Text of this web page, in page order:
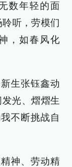
数年轻的面
听，劳模们
，如春风化
生张钰鑫动
光、熠熠生
不断挑战自
神、劳动精